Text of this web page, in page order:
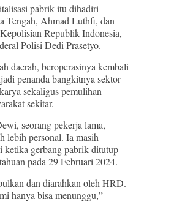
pabrik itu dihadiri
Tengah, Ahmad Luthfi, dan
Republik Indonesia,
Polisi Dedi Prasetyo.
daerah, beroperasinya kembali
penanda bangkitnya sektor
sekaligus pemulihan
sekitar.
seorang pekerja lama,
lebih personal. Ia masih
ketika gerbang pabrik ditutup
pada 29 Februari 2024.
dan diarahkan oleh HRD.
hanya bisa menunggu,”